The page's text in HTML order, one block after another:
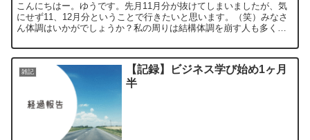
こんにちはー。ゆうです。先月11月分が抜けてしまいましたが、気
にせず11、12月分ということで行きたいと思います。（笑）みなさ
ん体調はいかがでしょうか？私の周りは結構体調を崩す人も多く、
雑記
【記録】ビジネス学び始め1ヶ月
半